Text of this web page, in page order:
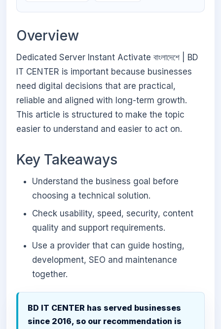
Overview
Dedicated Server Instant Activate বাংলাদেশে | BD
IT CENTER is important because businesses
need digital decisions that are practical,
reliable and aligned with long-term growth.
This article is structured to make the topic
easier to understand and easier to act on.
Key Takeaways
Understand the business goal before
choosing a technical solution.
Check usability, speed, security, content
quality and support requirements.
Use a provider that can guide hosting,
development, SEO and maintenance
together.
BD IT CENTER has served businesses
since 2016, so our recommendation is